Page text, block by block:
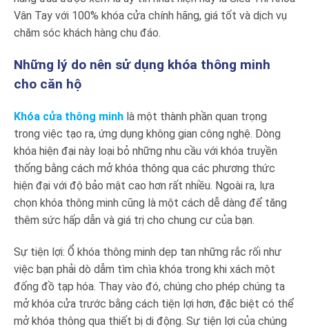
Vân Tay với 100% khóa cửa chính hãng, giá tốt và dịch vụ
chăm sóc khách hàng chu đáo.
Những lý do nên sử dụng khóa thông minh
cho căn hộ
Khóa cửa thông minh là một thành phần quan trọng
trong việc tạo ra, ứng dụng không gian công nghệ. Dòng
khóa hiện đại này loại bỏ những nhu cầu với khóa truyền
thống bằng cách mở khóa thông qua các phương thức
hiện đại với độ bảo mật cao hơn rất nhiều. Ngoài ra, lựa
chọn khóa thông minh cũng là một cách dễ dàng để tăng
thêm sức hấp dẫn và giá trị cho chung cư của bạn.
Sự tiện lợi: Ổ khóa thông minh dẹp tan những rắc rối như
việc bạn phải dò dẫm tìm chìa khóa trong khi xách một
đống đồ tạp hóa. Thay vào đó, chúng cho phép chúng ta
mở khóa cửa trước bằng cách tiện lợi hơn, đặc biệt có thể
mở khóa thông qua thiết bị di động. Sự tiện lợi của chúng